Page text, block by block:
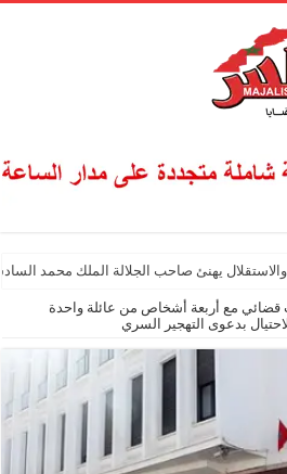
يهنئ صاحب الجلالة الملك محمد
قضائي مع أربعة أشخاص من عائلة واحدة
بدعوى التهجير السري